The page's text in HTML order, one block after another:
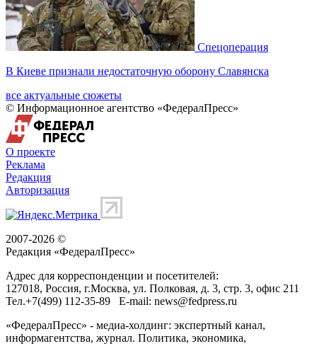
Спецоперация
В Киеве признали недостаточную оборону Славянска
все актуальные сюжеты
© Информационное агентство «ФедералПресс»
О проекте
Реклама
Редакция
Авторизация
2007-2026 ©
Редакция «ФедералПресс»
Адрес для корреспонденции и посетителей:
127018, Россия, г.Москва, ул. Полковая, д. 3, стр. 3, офис 211
Тел.+7(499) 112-35-89 E-mail: news@fedpress.ru
«ФедералПресс» - медиа-холдинг: экспертный канал,
информагентства, журнал. Политика, экономика,